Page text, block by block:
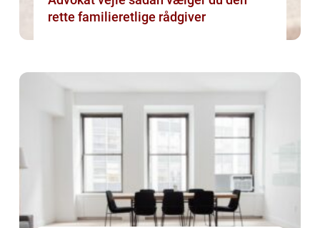
rette familieretlige rådgiver